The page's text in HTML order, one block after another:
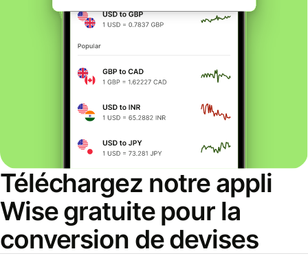
Téléchargez notre appli
Wise gratuite pour la
conversion de devises